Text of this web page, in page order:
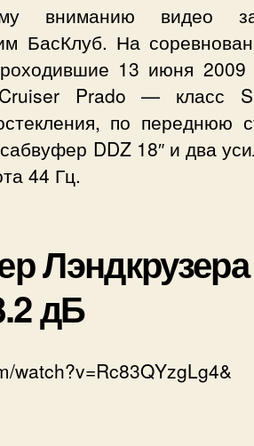
вниманию видео
БасКлуб. На
13 июня 2009
Prado — класс
по переднюю
DDZ 18″ и два
44 Гц.
Лэндкрузера
дБ
watch?v=Rc83QYzgLg4&